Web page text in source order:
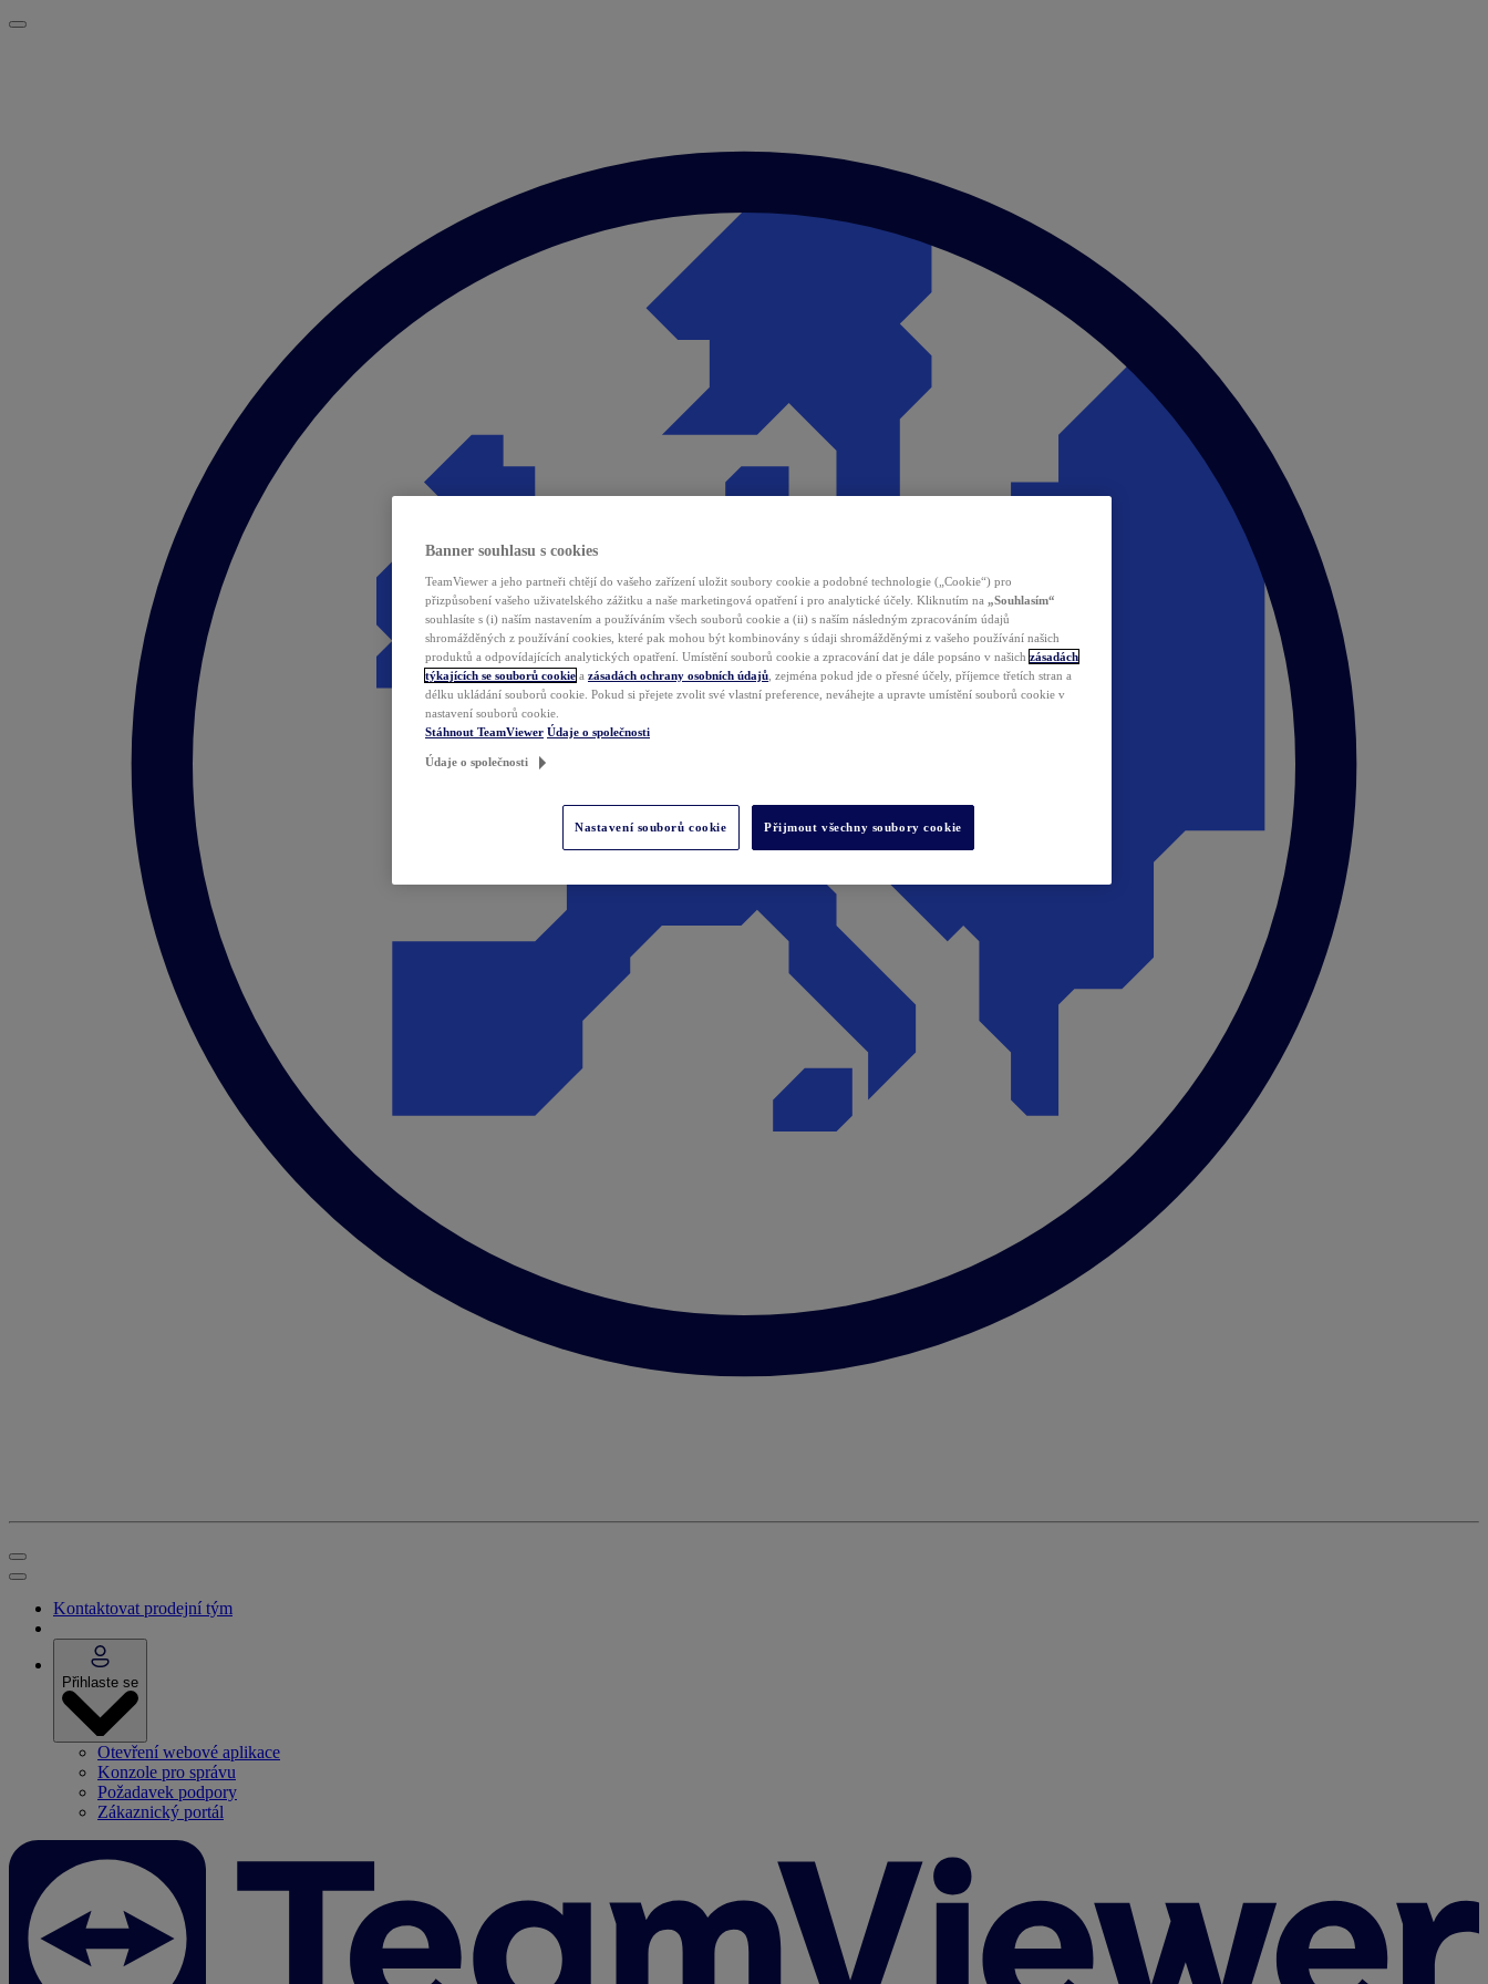
Kontaktovat prodejní tým
Přihlaste se
Otevření webové aplikace
Konzole pro správu
Požadavek podpory
Zákaznický portál
Banner souhlasu s cookies
TeamViewer a jeho partneři chtějí do vašeho zařízení uložit soubory cookie a podobné technologie („Cookie“) pro
přizpůsobení vašeho uživatelského zážitku a naše marketingová opatření i pro analytické účely. Kliknutím na „Souhlasím“
souhlasíte s (i) naším nastavením a používáním všech souborů cookie a (ii) s naším následným zpracováním údajů
shromážděných z používání cookies, které pak mohou být kombinovány s údaji shromážděnými z vašeho používání našich
produktů a odpovídajících analytických opatření. Umístění souborů cookie a zpracování dat je dále popsáno v našich zásadách
týkajících se souborů cookie a zásadách ochrany osobních údajů , zejména pokud jde o přesné účely, příjemce třetích stran a
délku ukládání souborů cookie. Pokud si přejete zvolit své vlastní preference, neváhejte a upravte umístění souborů cookie v
nastavení souborů cookie.
Stáhnout TeamViewer Údaje o společnosti
Údaje o společnosti
Nastavení souborů cookie Přijmout všechny soubory cookie